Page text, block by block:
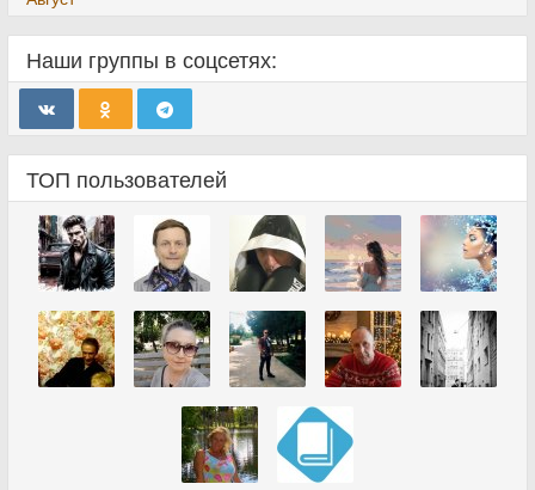
Наши группы в соцсетях:
ТОП пользователей